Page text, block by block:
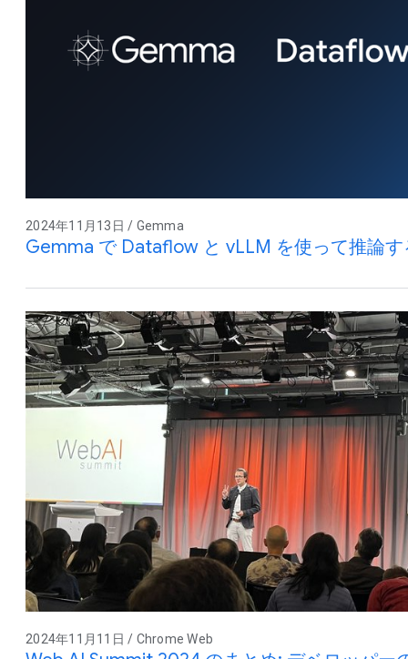
2024年11月13日 / Gemma
Gemma で Dataflow と vLLM を使って推論す
2024年11月11日 / Chrome Web